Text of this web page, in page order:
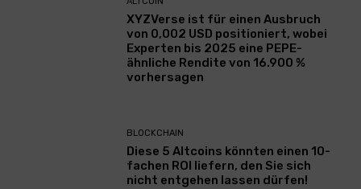
XYZVerse ist für einen Ausbruch
von 0,002 USD positioniert, wobei
Experten bis 2025 eine PEPE-
ähnliche Rendite von 16.900 %
vorhersagen
BLOCKCHAIN
Diese 5 Altcoins könnten einen 10-
fachen ROI liefern, den Sie sich
nicht entgehen lassen dürfen!